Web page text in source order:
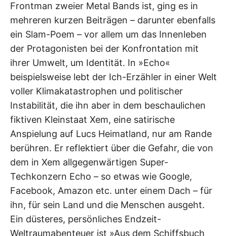
Frontman zweier Metal Bands ist, ging es in
mehreren kurzen Beiträgen – darunter ebenfalls
ein Slam-Poem – vor allem um das Innenleben
der Protagonisten bei der Konfrontation mit
ihrer Umwelt, um Identität. In »Echo«
beispielsweise lebt der Ich-Erzähler in einer Welt
voller Klimakatastrophen und politischer
Instabilität, die ihn aber in dem beschaulichen
fiktiven Kleinstaat Xem, eine satirische
Anspielung auf Lucs Heimatland, nur am Rande
berühren. Er reflektiert über die Gefahr, die von
dem in Xem allgegenwärtigen Super-
Techkonzern Echo – so etwas wie Google,
Facebook, Amazon etc. unter einem Dach – für
ihn, für sein Land und die Menschen ausgeht.
Ein düsteres, persönliches Endzeit-
Weltraumabenteuer ist »Aus dem Schiffsbuch